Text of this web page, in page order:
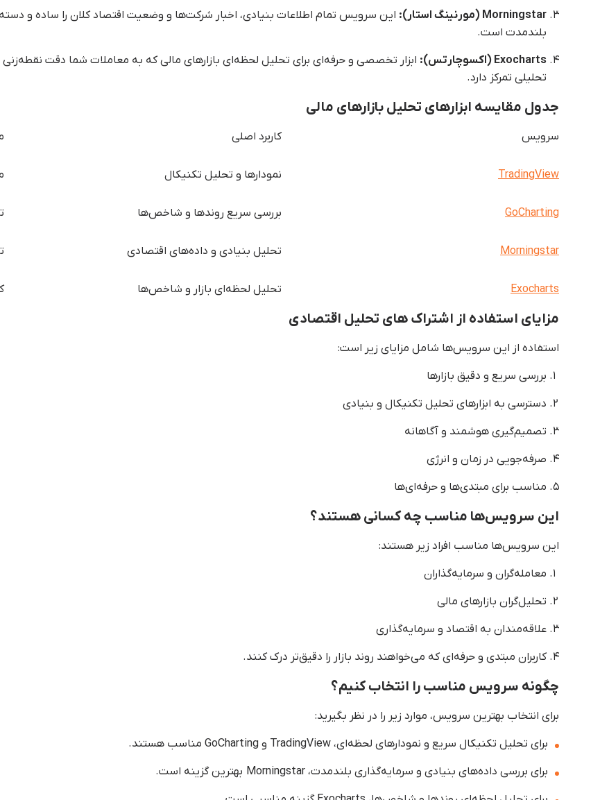
Morningstar (مورنینگ استار):
این سرویس تمام اطلاعات بنیادی، اخبار شرکت‌ها و وضعیت اقتصاد کلان را ساده
بلندمدت است.
Exocharts (اکسوچارتس):
ابزار تخصصی و حرفه‌ای برای تحلیل لحظه‌ای بازارهای مالی که به معاملات شما دقت
تحلیلی تمرکز دارد.
جدول مقایسه ابزارهای تحلیل بازارهای مالی
سرویس کاربرد اصلی
TradingView نمودارها و تحلیل تکنیکال
GoCharting بررسی سریع روندها و شاخص‌ها
Morningstar تحلیل بنیادی و داده‌های اقتصادی
Exocharts تحلیل لحظه‌ای بازار و شاخص‌ها
مزایای استفاده از اشتراک های تحلیل اقتصادی
استفاده از این سرویس‌ها شامل مزایای زیر است:
بررسی سریع و دقیق بازارها
دسترسی به ابزارهای تحلیل تکنیکال و بنیادی
تصمیم‌گیری هوشمند و آگاهانه
صرفه‌جویی در زمان و انرژی
مناسب برای مبتدی‌ها و حرفه‌ای‌ها
این سرویس‌ها مناسب چه کسانی هستند؟
این سرویس‌ها مناسب افراد زیر هستند:
معامله‌گران و سرمایه‌گذاران
تحلیل‌گران بازارهای مالی
علاقه‌مندان به اقتصاد و سرمایه‌گذاری
کاربران مبتدی و حرفه‌ای که می‌خواهند روند بازار را دقیق‌تر درک کنند.
چگونه سرویس مناسب را انتخاب کنیم؟
برای انتخاب بهترین سرویس، موارد زیر را در نظر بگیرید:
برای تحلیل تکنیکال سریع و نمودارهای لحظه‌ای، TradingView و GoCharting مناسب هستند.
برای بررسی داده‌های بنیادی و سرمایه‌گذاری بلندمدت، Morningstar بهترین گزینه است.